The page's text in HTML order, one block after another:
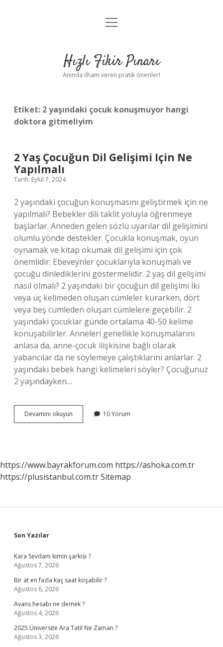
Anasayfa
Yasal Uyarı
menüyü
Hızlı Fikir Pınarı
Anında ilham veren pratik öneriler!
Etiket: 2 yaşındaki çocuk konuşmuyor hangi
doktora gitmeliyim
2 Yaş Çocuğun Dil Gelişimi Için Ne
Yapılmalı
Tarih: Eylül 7, 2024
2 yaşındaki çocuğun konuşmasını geliştirmek için ne
yapılmalı? Bebekler dili taklit yoluyla öğrenmeye
başlarlar. Anneden gelen sözlü uyarılar dil gelişimini
olumlu yönde destekler. Çocukla konuşmak, oyun
oynamak ve kitap okumak dil gelişimi için çok
önemlidir. Ebeveynler çocuklarıyla konuşmalı ve
çocuğu dinlediklerini göstermelidir. 2 yaş dil gelişimi
nasıl olmalı? 2 yaşındaki bir çocuğun dil gelişimi İki
veya üç kelimeden oluşan cümleler kurarken, dört
veya beş cümleden oluşan cümlelere geçebilir. 2
yaşındaki çocuklar günde ortalama 40-50 kelime
konuşabilirler. Anneleri genellikle konuşmalarını
anlasa da, anne-çocuk ilişkisine bağlı olarak
yabancılar da ne söylemeye çalıştıklarını anlarlar. 2
yaşındaki bebek hangi kelimeleri söyler? Çocuğunuz
2 yaşındayken…
Devamını okuyun
Yaş
Ne
Yapılmalı
10 Yorum
https://www.bayrakforum.com https://ashoka.com.tr
https://plusistanbul.com.trSitemap
Sidebar
Son Yazılar
Kara Sevdam kimin şarkısı ?
Ağustos 7, 2026
Bir at en fazla kaç saat koşabilir ?
Ağustos 6, 2026
Avans hesabı ne demek ?
Ağustos 4, 2026
2025 Üniversite Ara Tatil Ne Zaman ?
Ağustos 3, 2026